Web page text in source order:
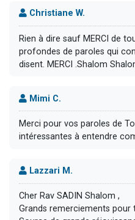
Christiane W.
Rien à dire sauf MERCI de
profondes de paroles qui
disent. MERCI .Shalom
Mimi C.
Merci pour vos paroles de
intéressantes à entendre
Lazzari M.
Cher Rav SADIN Shalom ,
Grands remerciements pour